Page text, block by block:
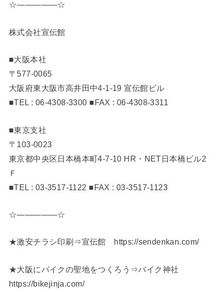
☆—————☆
株式会社宣伝館
■大阪本社
〒577-0065
大阪府東大阪市高井田中4-1-19 宣伝館ビル
■TEL : 06-4308-3300 ■FAX : 06-4308-3311
■東京支社
〒103-0023
東京都中央区日本橋本町4-7-10 HR・NET日本橋ビル2
Ｆ
■TEL : 03-3517-1122 ■FAX : 03-3517-1123
☆—————☆
★激安チラシ印刷⇒宣伝館 https://sendenkan.com/
★大阪にバイクの聖地をつくろう⇒バイク神社
https://bikejinja.com/